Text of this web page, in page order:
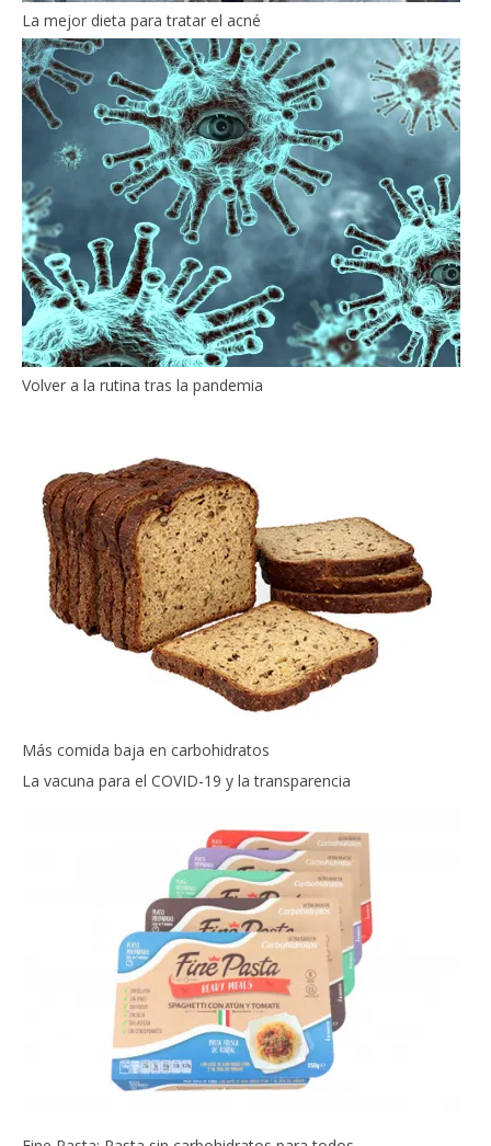
La mejor dieta para tratar el acné
Volver a la rutina tras la pandemia
Más comida baja en carbohidratos
La vacuna para el COVID-19 y la transparencia